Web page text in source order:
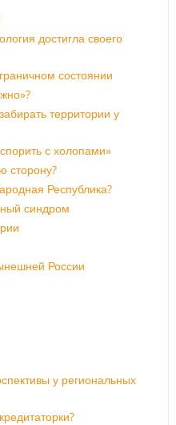
достигла своего
состоянии
территории у
с холопами»
сторону?
Республика?
синдром
России
у региональных